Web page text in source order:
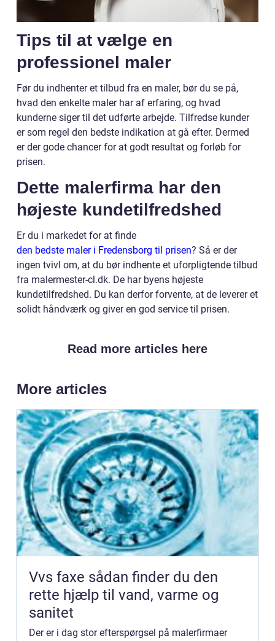
Tips til at vælge en
professionel maler
Før du indhenter et tilbud fra en maler, bør du se på,
hvad den enkelte maler har af erfaring, og hvad
kunderne siger til det udførte arbejde. Tilfredse kunder
er som regel den bedste indikation at gå efter. Dermed
er der gode chancer for at godt resultat og forløb for
prisen.
Dette malerfirma har den
højeste kundetilfredshed
Er du i markedet for at finde
den bedste maler i Fredensborg til prisen? Så er der
ingen tvivl om, at du bør indhente et uforpligtende tilbud
fra malermester-cl.dk. De har byens højeste
kundetilfredshed. Du kan derfor forvente, at de leverer et
solidt håndværk og giver en god service til prisen.
Read more articles here
More articles
Vvs faxe sådan finder du den
rette hjælp til vand, varme og
sanitet
Der er i dag stor efterspørgsel på malerfirmaer